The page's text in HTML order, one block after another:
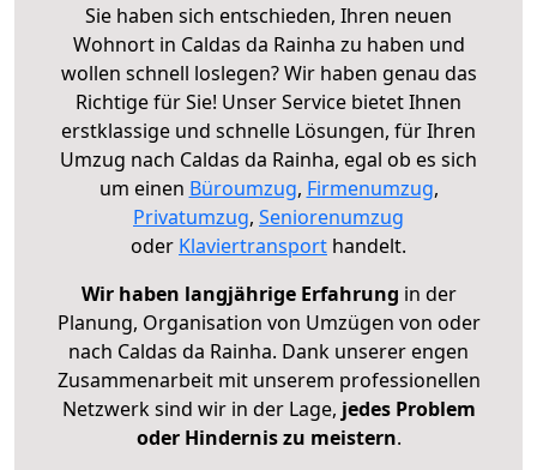
Sie haben sich entschieden, Ihren neuen
Wohnort in Caldas da Rainha zu haben und
wollen schnell loslegen? Wir haben genau das
Richtige für Sie! Unser Service bietet Ihnen
erstklassige und schnelle Lösungen, für Ihren
Umzug nach Caldas da Rainha, egal ob es sich
um einen Büroumzug, Firmenumzug,
Privatumzug, Seniorenumzug
oder Klaviertransport handelt.
Wir haben langjährige Erfahrung in der
Planung, Organisation von Umzügen von oder
nach Caldas da Rainha. Dank unserer engen
Zusammenarbeit mit unserem professionellen
Netzwerk sind wir in der Lage, jedes Problem
oder Hindernis zu meistern.